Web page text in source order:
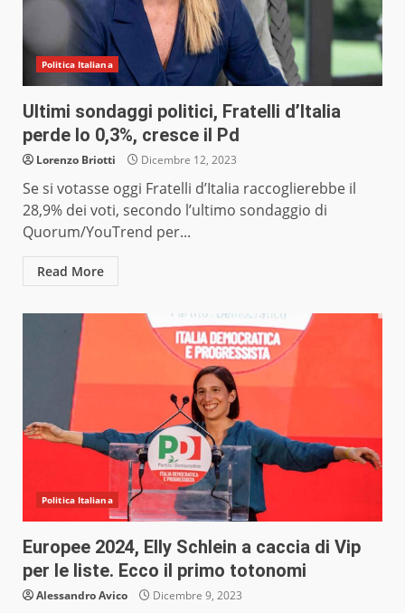
Politica Italiana
Ultimi sondaggi politici, Fratelli d’Italia
perde lo 0,3%, cresce il Pd
Lorenzo Briotti Dicembre 12, 2023
Se si votasse oggi Fratelli d’Italia raccoglierebbe il
28,9% dei voti, secondo l’ultimo sondaggio di
Quorum/YouTrend per...
Read More
Politica Italiana
Europee 2024, Elly Schlein a caccia di Vip
per le liste. Ecco il primo totonomi
Alessandro Avico Dicembre 9, 2023